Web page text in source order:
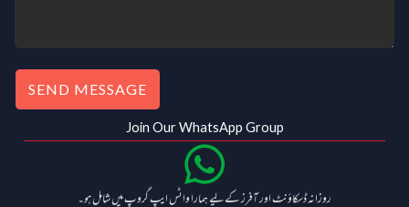
SEND MESSAGE
Join Our WhatsApp Group
روزانہ ڈسکاؤنٹ اور آفرز کے لیے ہمارا واٹس ایپ گروپ میں شامل ہو۔